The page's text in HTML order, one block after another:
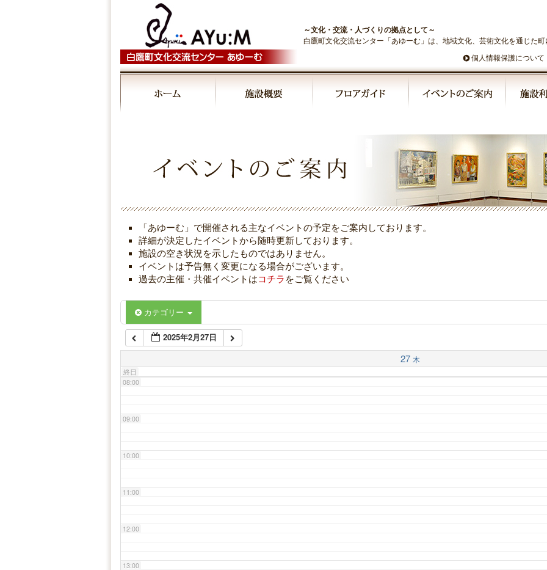
～文化・交流・人づくりの拠点として～
白鷹町文化交流センター「あゆーむ」は、地域文化、芸術文化を通じた
個人情報保護について
「あゆーむ」で開催される主なイベントの予定をご案内しております。
詳細が決定したイベントから随時更新しております。
施設の空き状況を示したものではありません。
イベントは予告無く変更になる場合がございます。
過去の主催・共催イベントはコチラ をご覧ください
カテゴリー
2025年2月27日
27 木
終日
04:00
06:00
07:00
08:00
09:00
10:00
11:00
12:00
13:00